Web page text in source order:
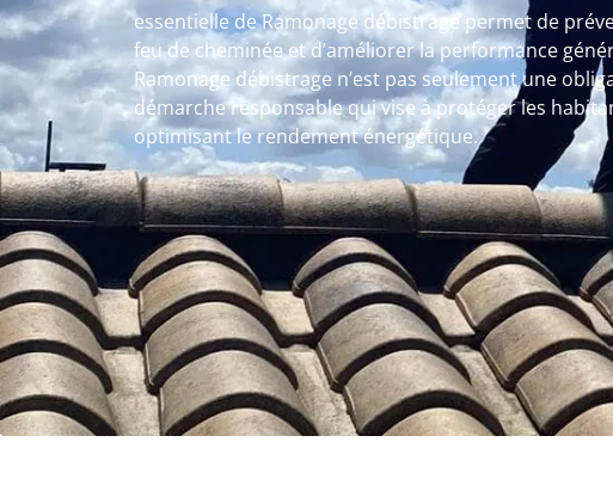
essentielle de Ramonage débistrage permet de
feu de cheminée et d’améliorer la performance
Ramonage débistrage n’est pas seulement une
démarche responsable qui vise à protéger les
optimisant le rendement énergétique.